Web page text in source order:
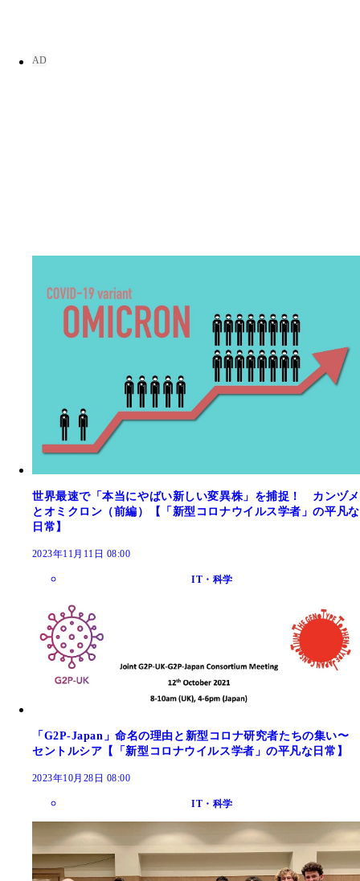
世界最速で「本当にやばい新しい変異株」を捕捉！ カンヅメ
とオミクロン（前編）【「新型コロナウイルス学者」の平凡な
日常】
2023年11月11日 08:00
IT・科学
「G2P-Japan」命名の理由と新型コロナ研究者たちの集い〜
セントルシア【「新型コロナウイルス学者」の平凡な日常】
2023年10月28日 08:00
IT・科学